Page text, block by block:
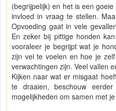
(begrijpelijk) en het is een
invloed in vraag te stellen.
Opvoeding gaat in vele
En zeker bij pittige honden
vooraleer je begrijpt wat je
zijn vel te voelen en hoe je
verwachtingen zijn. Veel vallen
Kijken naar wat er misgaat
te draaien, beschouw
mogelijkheden om samen met